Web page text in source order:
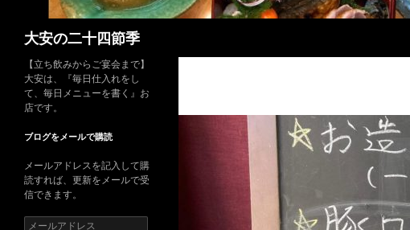
大安の二十四節季
【立ち飲みからご宴会まで】
大安は、『毎日仕入れをし
て、毎日メニューを書く』お
店です。
ブログをメールで購読
メールアドレスを記入して購
読すれば、更新をメールで受
信できます。
メ